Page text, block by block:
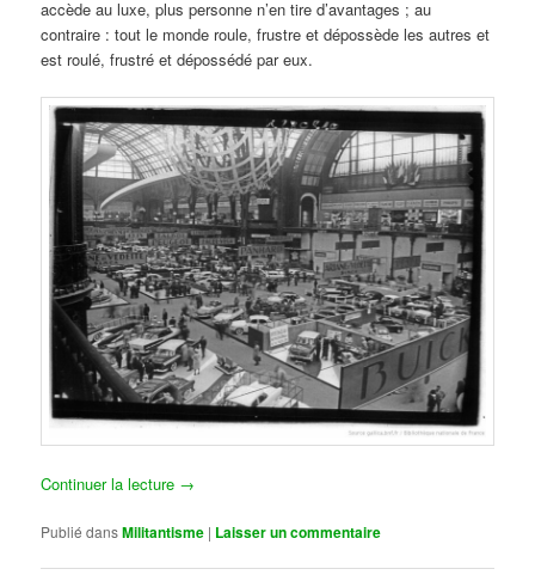
accède au luxe, plus personne n’en tire d’avantages ; au
contraire : tout le monde roule, frustre et dépossède les autres et
est roulé, frustré et dépossédé par eux.
Continuer la lecture →
Publié dansMilitantisme | Laisser un commentaire